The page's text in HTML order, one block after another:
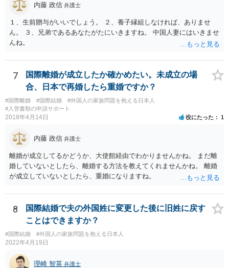
内藤 政信 弁護士
１、生前贈与がいいでしょう。 ２、養子縁組しなければ、ありませ
ん。 ３、兄弟であるあなたがたにいきますね。 中国人妻にはいきませ
んね。
7
国際離婚が成立したか確かめたい。未成立の場
合、日本で再婚したら重婚ですか？
#国際離婚 #国際結婚
#外国人の家族問題を抱える日本人
#入管書類の申請サポート
2018年4月14日 役にたった 1
内藤 政信 弁護士
離婚が成立してるかどうか、大使館経由でわかりませんかね。 まだ離
婚していないとしたら、離婚する方法を教えてくれませんかね。 離婚
が成立していないとしたら、重婚になりますね。
8
国際結婚で夫の外国姓に変更した後に旧姓に戻す
ことはできますか？
#国際結婚 #外国人の家族問題を抱える日本人
2022年4月19日
理崎 智英 弁護士